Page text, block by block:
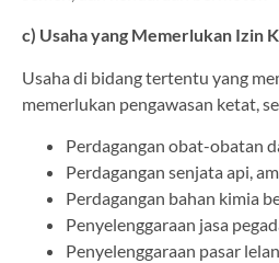
c) Usaha yang Memerlukan Izin
Usaha di bidang tertentu yang
memerlukan pengawasan ketat,
Perdagangan obat-obatan
Perdagangan senjata api,
Perdagangan bahan kimia
Penyelenggaraan jasa
Penyelenggaraan pasar